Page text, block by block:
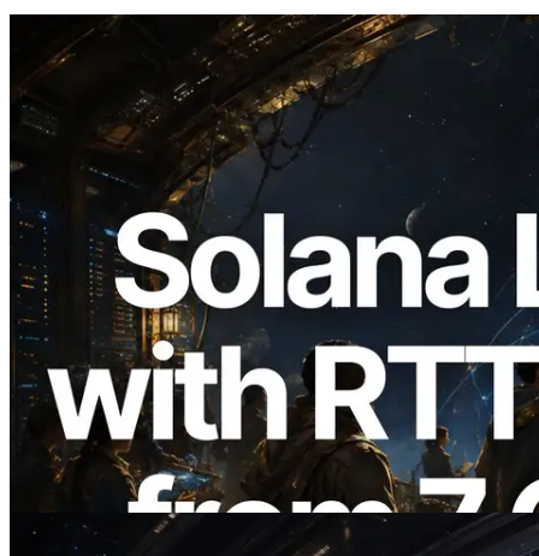
2026.08.05
ERPC étend l’API Solana Leader Slot
avec la mesure du ping depuis 7 régions
du monde — l’API Validators
Information est également lancée